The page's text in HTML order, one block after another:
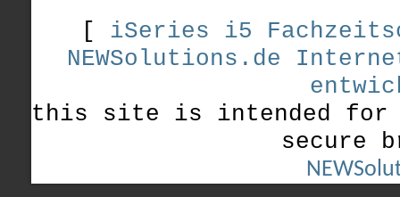
[ iSeries i5
NEWSolutions.de
this site is intended for
secure